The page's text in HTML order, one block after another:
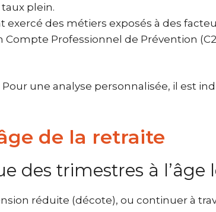
plein.
exercé des métiers exposés à des
Professionnel de Prévention
une analyse personnalisée, il est
de la retraite
des trimestres à l’âge
réduite (décote), ou continuer à